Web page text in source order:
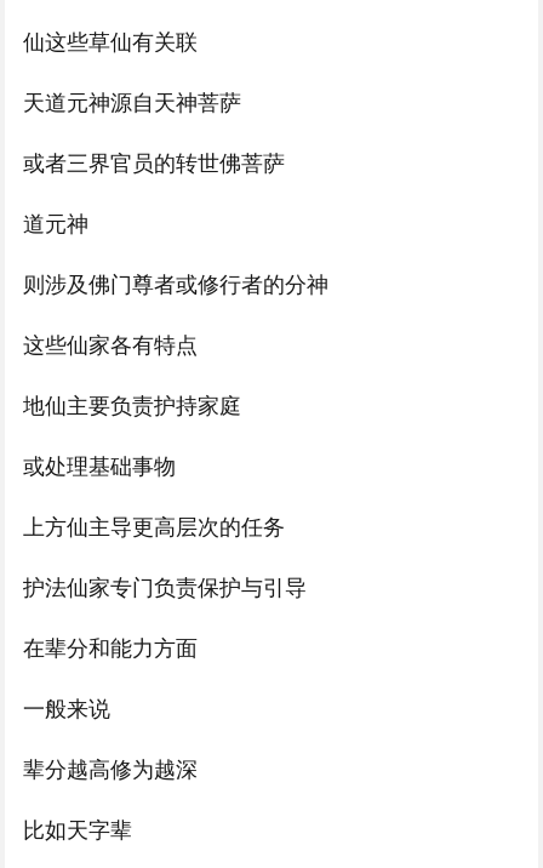
仙这些草仙有关联
天道元神源自天神菩萨
或者三界官员的转世佛菩萨
道元神
则涉及佛门尊者或修行者的分神
这些仙家各有特点
地仙主要负责护持家庭
或处理基础事物
上方仙主导更高层次的任务
护法仙家专门负责保护与引导
在辈分和能力方面
一般来说
辈分越高修为越深
比如天字辈